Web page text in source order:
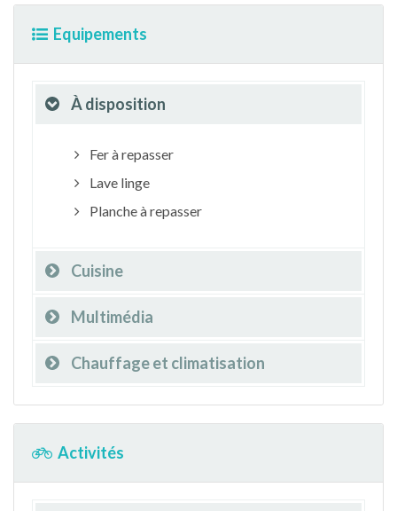
Equipements
À disposition
Fer à repasser
Lave linge
Planche à repasser
Cuisine
Multimédia
Chauffage et climatisation
Activités